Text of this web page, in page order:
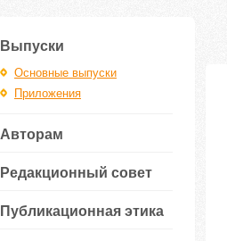
Выпуски
Основные выпуски
Приложения
Авторам
Редакционный совет
Публикационная этика